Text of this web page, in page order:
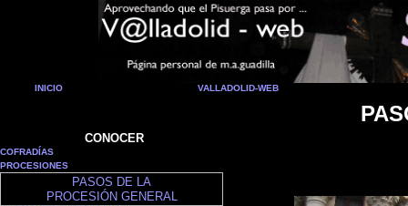
INICIO VALLADOLID-WEB
CONOCER
COFRADÍAS
PROCESIONES
PASOS DE LA
PROCESIÓN GENERAL